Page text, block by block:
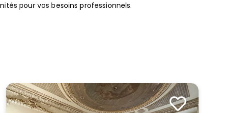
pour vos besoins professionnels.